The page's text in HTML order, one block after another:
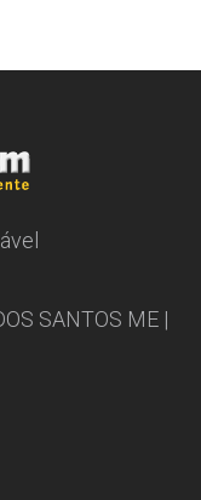
SANTOS ME |